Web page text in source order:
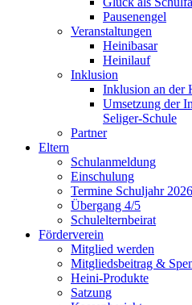
Pausenengel
Veranstaltungen
Heinibasar
Heinilauf
Inklusion
Inklusion an der
Umsetzung der
Seliger-Schule
Partner
Eltern
Schulanmeldung
Einschulung
Termine Schuljahr
Übergang 4/5
Schulelternbeirat
Förderverein
Mitglied werden
Mitgliedsbeitrag &
Heini-Produkte
Satzung